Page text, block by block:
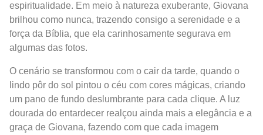
espiritualidade. Em meio à natureza exuberante, Giovana
brilhou como nunca, trazendo consigo a serenidade e a
força da Bíblia, que ela carinhosamente segurava em
algumas das fotos.
O cenário se transformou com o cair da tarde, quando o
lindo pôr do sol pintou o céu com cores mágicas, criando
um pano de fundo deslumbrante para cada clique. A luz
dourada do entardecer realçou ainda mais a elegância e a
graça de Giovana, fazendo com que cada imagem